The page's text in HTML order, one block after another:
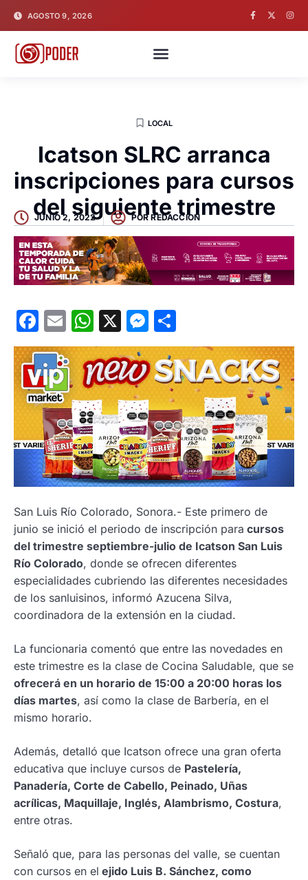
AGOSTO 9, 2026
LOCAL
Icatson SLRC arranca
inscripciones para cursos
del siguiente trimestre
JUNIO 2, 2022 PORREDACCION
Facebook
EmailWhatsApp
X Messenger
San Luis Río Colorado, Sonora.- Este primero de
junio se inició el periodo de inscripción para cursos
del trimestre septiembre-julio de Icatson San Luis
Río Colorado, donde se ofrecen diferentes
especialidades cubriendo las diferentes necesidades
de los sanluisinos, informó Azucena Silva,
coordinadora de la extensión en la ciudad.
La funcionaria comentó que entre las novedades en
este trimestre es la clase de Cocina Saludable, que se
ofrecerá en un horario de 15:00 a 20:00 horas los
días martes, así como la clase de Barbería, en el
mismo horario.
Además, detalló que Icatson ofrece una gran oferta
educativa que incluye cursos de Pastelería,
Panadería, Corte de Cabello, Peinado, Uñas
acrílicas, Maquillaje, Inglés, Alambrismo, Costura,
entre otras.
Señaló que, para las personas del valle, se cuentan
con cursos en el ejido Luis B. Sánchez, como